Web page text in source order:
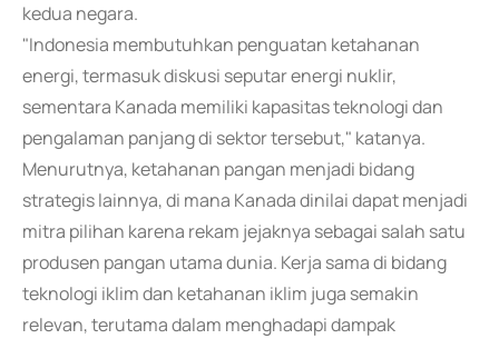
kedua negara.
"Indonesia membutuhkan penguatan ketahanan
energi, termasuk diskusi seputar energi nuklir,
sementara Kanada memiliki kapasitas teknologi dan
pengalaman panjang di sektor tersebut," katanya.
Menurutnya, ketahanan pangan menjadi bidang
strategis lainnya, di mana Kanada dinilai dapat menjadi
mitra pilihan karena rekam jejaknya sebagai salah satu
produsen pangan utama dunia. Kerja sama di bidang
teknologi iklim dan ketahanan iklim juga semakin
relevan, terutama dalam menghadapi dampak